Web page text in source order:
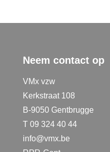
Neem contact op
VMx vzw
Kerkstraat 108
B-9050 Gentbrugge
T 09 324 40 44
info@vmx.be